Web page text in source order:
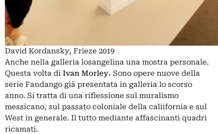
David Kordansky, Frieze 2019
Anche nella galleria losangelina una mostra personale.
Questa volta di Ivan Morley. Sono opere nuove della
serie Fandango già presentata in galleria lo scorso
anno. Si tratta di una riflessione sul muralismo
messicano, sul passato coloniale della caliifornia e sul
West in generale. Il tutto mediante affascinanti quadri
ricamati.